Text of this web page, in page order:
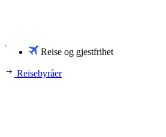
Reise og gjestfrihet
Reisebyråer